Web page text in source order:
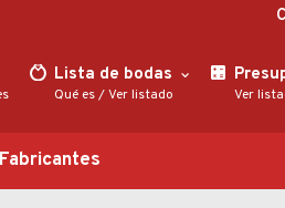
Lista de bodas
Qué es/Ver listado Ver
Fabricantes